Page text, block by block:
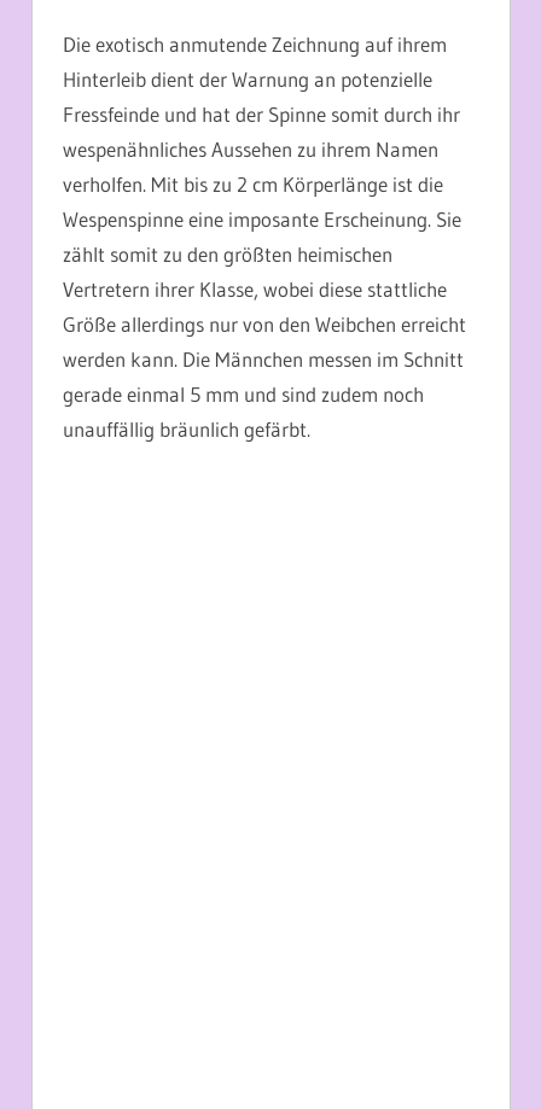
Die exotisch anmutende Zeichnung auf ihrem
Hinterleib dient der Warnung an potenzielle
Fressfeinde und hat der Spinne somit durch ihr
wespenähnliches Aussehen zu ihrem Namen
verholfen. Mit bis zu 2 cm Körperlänge ist die
Wespenspinne eine imposante Erscheinung. Sie
zählt somit zu den größten heimischen
Vertretern ihrer Klasse, wobei diese stattliche
Größe allerdings nur von den Weibchen erreicht
werden kann. Die Männchen messen im Schnitt
gerade einmal 5 mm und sind zudem noch
unauffällig bräunlich gefärbt.